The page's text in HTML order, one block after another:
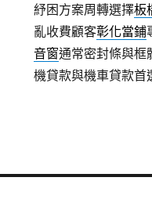
紓困方案周轉選擇板
亂收費顧客彰化當鋪
音窗通常密封條與框
機貸款與機車貸款首